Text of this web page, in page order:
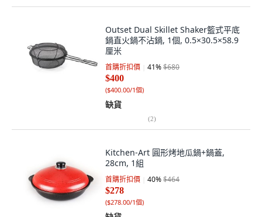
Outset Dual Skillet Shaker籃式平底
鍋直火鍋不沾鍋, 1個, 0.5×30.5×58.9
厘米
首購折扣價 41%$680
$400
($400.00/1個)
缺貨
(2)
Kitchen-Art 圓形烤地瓜鍋+鍋蓋,
28cm, 1組
首購折扣價 40%$464
$278
($278.00/1個)